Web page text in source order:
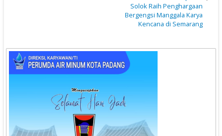
Solok Raih Penghargaan
Bergengsi Manggala Karya
Kencana di Semarang